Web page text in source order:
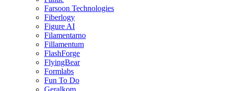
Farsoon Technologies
Fiberlogy
Figure AI
Filamentarno
Fillamentum
FlashForge
FlyingBear
Formlabs
Fun To Do
Geralkom